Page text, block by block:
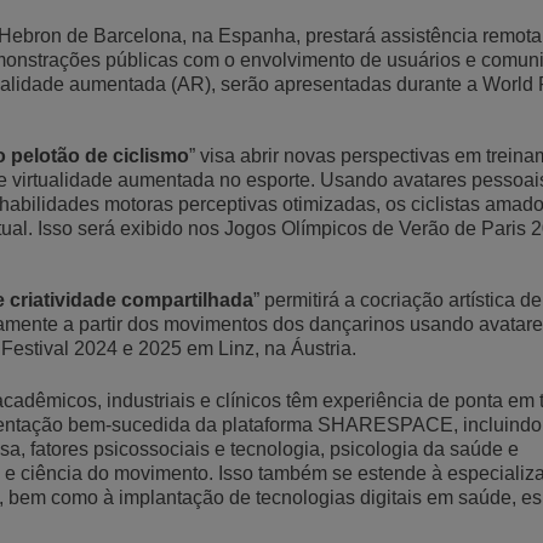
de Barcelona, na Espanha, prestará assistência
públicas com o envolvimento de usuários e
aumentada (AR), serão apresentadas durante a World
pelotão de ciclismo” visa abrir novas perspectivas em
virtualidade aumentada no esporte. Usando avatares
motoras perceptivas otimizadas, os ciclistas
Isso será exibido nos Jogos Olímpicos de Verão de Paris
criatividade compartilhada” permitirá a cocriação artística
a partir dos movimentos dos dançarinos usando
2024 e 2025 em Linz, na Áustria.
industriais e clínicos têm experiência de ponta em
bem-sucedida da plataforma SHARESPACE,
fatores psicossociais e tecnologia, psicologia da saúde e
ciência do movimento. Isso também se estende à
como à implantação de tecnologias digitais em saúde,